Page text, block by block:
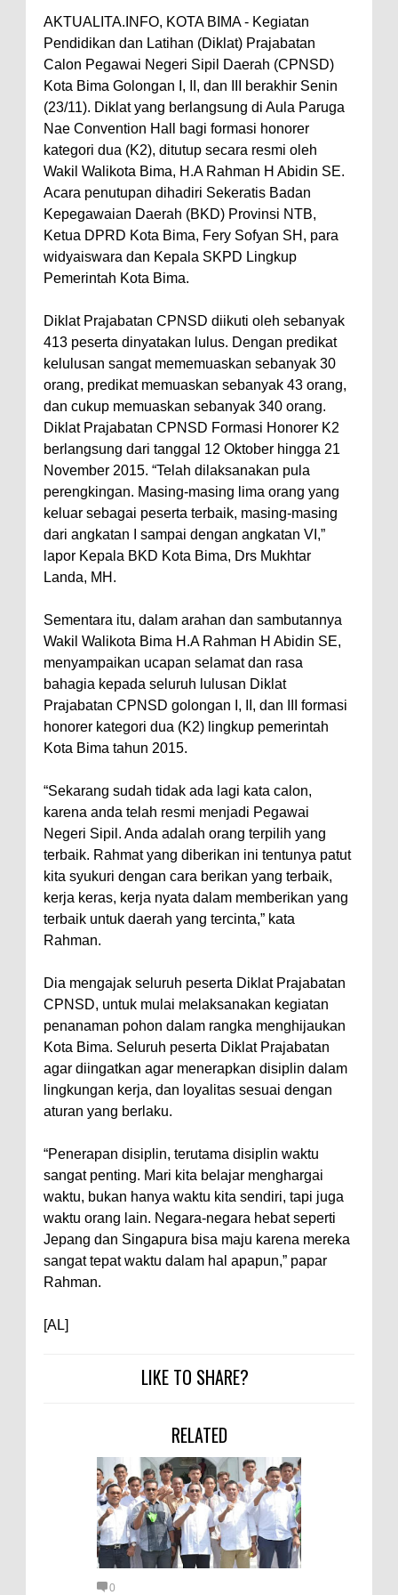
Kelautan dan Perikanan
Pemkot Jawab Pandangan
Umum Fraksi DPRD terhadap
Raperda Pertanggungjawaban
Pelaksanaan APBD Kota Bima
Pimpin Upacara HUT
Bhayangkara Ke-80, Kapolres
Bima: Jadikan Tugas Sebagai
Ibadah, Kepercayaan Rakyat
Landasan Utama
Kapolres Bima Pimpin Kenaikan
Pangkat 42 Personel
Bakti Sosial Bhayangkara Ke-80,
Satsamapta Polres Bima Bantu
Warga Dena Hadapi Krisis Air
Bersih
Polsek Bolo Bongkar Peredaran
Sabu di Tambe, 2 Pria
Diamankan Bersama 23 Poket
Sabu Siap Edar
Menjemput Korban Kekerasan
Kapolres Bima Beri Penghargaan
ke Kades dan Ketua RT Yang
Aktif Bantu Polisi Berantas
Narkoba
TEGAS! Kapolres Bima PTDH 1
Personel Berprestasi
Staf Ahli Tekankan Peran
Perempuan sebagai Penggerak
Ekonomi Keluarga pada
Pelatihan Kewirausahaan Kota
Bima
Kesehatan Korban Kapal Wisata
yang Tenggelam di Perairan
Sanggar
Satpolairud Polres Bima dan Tim
Gabungan Evakuasi Korban
Kapal Wisata Tenggelam di
Perairan Sanggar
Perkuat Soliditas-Sinergi,
Kapolres Bima Silaturahmi ke
Kejari dan Kodim 1608
Nobar Piala Dunia Argentina vs
Spanyol di Mapolres Bima
AKTUALITA.INFO, KOTA BIMA - Kegiatan
Pendidikan dan Latihan (Diklat) Prajabatan
Calon Pegawai Negeri Sipil Daerah (CPNSD)
Kota Bima Golongan I, II, dan III berakhir Senin
(23/11). Diklat yang berlangsung di Aula Paruga
Nae Convention Hall bagi formasi honorer
kategori dua (K2), ditutup secara resmi oleh
Wakil Walikota Bima, H.A Rahman H Abidin SE.
Acara penutupan dihadiri Sekeratis Badan
Kepegawaian Daerah (BKD) Provinsi NTB,
Ketua DPRD Kota Bima, Fery Sofyan SH, para
widyaiswara dan Kepala SKPD Lingkup
Pemerintah Kota Bima.
Diklat Prajabatan CPNSD diikuti oleh sebanyak
413 peserta dinyatakan lulus. Dengan predikat
kelulusan sangat mememuaskan sebanyak 30
orang, predikat memuaskan sebanyak 43 orang,
dan cukup memuaskan sebanyak 340 orang.
Diklat Prajabatan CPNSD Formasi Honorer K2
berlangsung dari tanggal 12 Oktober hingga 21
November 2015. “Telah dilaksanakan pula
perengkingan. Masing-masing lima orang yang
keluar sebagai peserta terbaik, masing-masing
dari angkatan I sampai dengan angkatan VI,”
lapor Kepala BKD Kota Bima, Drs Mukhtar
Landa, MH.
Sementara itu, dalam arahan dan sambutannya
Wakil Walikota Bima H.A Rahman H Abidin SE,
menyampaikan ucapan selamat dan rasa
bahagia kepada seluruh lulusan Diklat
Prajabatan CPNSD golongan I, II, dan III formasi
honorer kategori dua (K2) lingkup pemerintah
Kota Bima tahun 2015.
“Sekarang sudah tidak ada lagi kata calon,
karena anda telah resmi menjadi Pegawai
Negeri Sipil. Anda adalah orang terpilih yang
terbaik. Rahmat yang diberikan ini tentunya patut
kita syukuri dengan cara berikan yang terbaik,
kerja keras, kerja nyata dalam memberikan yang
terbaik untuk daerah yang tercinta,” kata
Rahman.
Dia mengajak seluruh peserta Diklat Prajabatan
CPNSD, untuk mulai melaksanakan kegiatan
penanaman pohon dalam rangka menghijaukan
Kota Bima. Seluruh peserta Diklat Prajabatan
agar diingatkan agar menerapkan disiplin dalam
lingkungan kerja, dan loyalitas sesuai dengan
aturan yang berlaku.
“Penerapan disiplin, terutama disiplin waktu
sangat penting. Mari kita belajar menghargai
waktu, bukan hanya waktu kita sendiri, tapi juga
waktu orang lain. Negara-negara hebat seperti
Jepang dan Singapura bisa maju karena mereka
sangat tepat waktu dalam hal apapun,” papar
Rahman.
[AL]
LIKE TO SHARE?
RELATED
0